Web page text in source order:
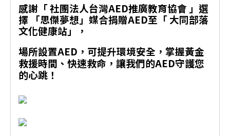
感謝「 社團法人台灣AED推廣教育協會 」選
擇 「思傑夢想」媒合捐贈AED至「 大同部落
文化健康站」，
場所設置AED，可提升環境安全，掌握黃金
救援時間、快速救命，讓我們的AED守護您
的心跳！